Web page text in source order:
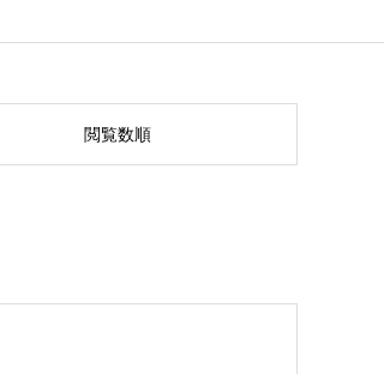
閲覧数順